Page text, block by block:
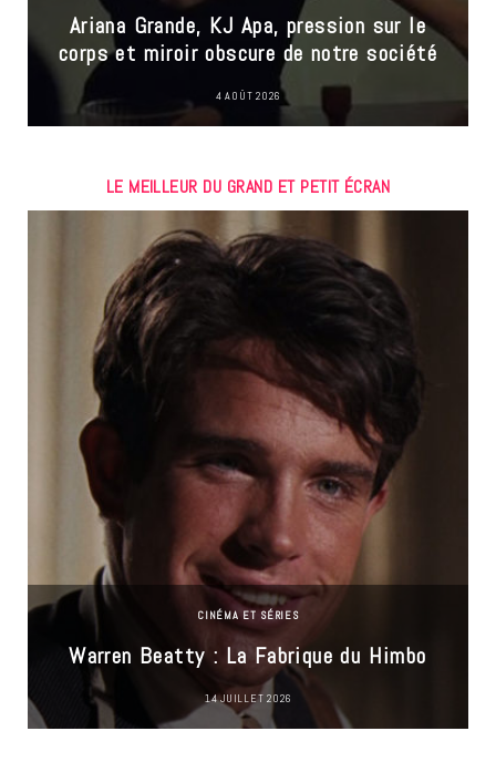
Ariana Grande, KJ Apa, pression sur le
corps et miroir obscure de notre société
4 AOÛT 2026
LE MEILLEUR DU GRAND ET PETIT ÉCRAN
CINÉMA ET SÉRIES
Warren Beatty : La Fabrique du Himbo
14 JUILLET 2026